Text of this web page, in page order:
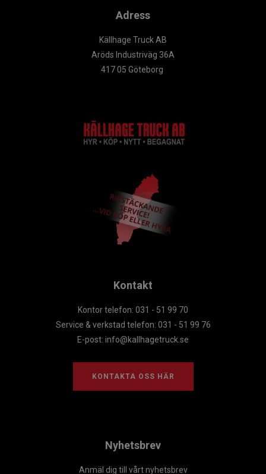
Adress
Källhage Truck AB
Aröds Industriväg 36A
417 05 Göteborg
Kontakt
Kontor telefon: 031 - 51 99 70
Service & verkstad telefon: 031 - 51 99 76
E-post: info@kallhagetruck.se
KONTAKTA OSS HÄR
Nyhetsbrev
Anmäl dig till vårt nyhetsbrev